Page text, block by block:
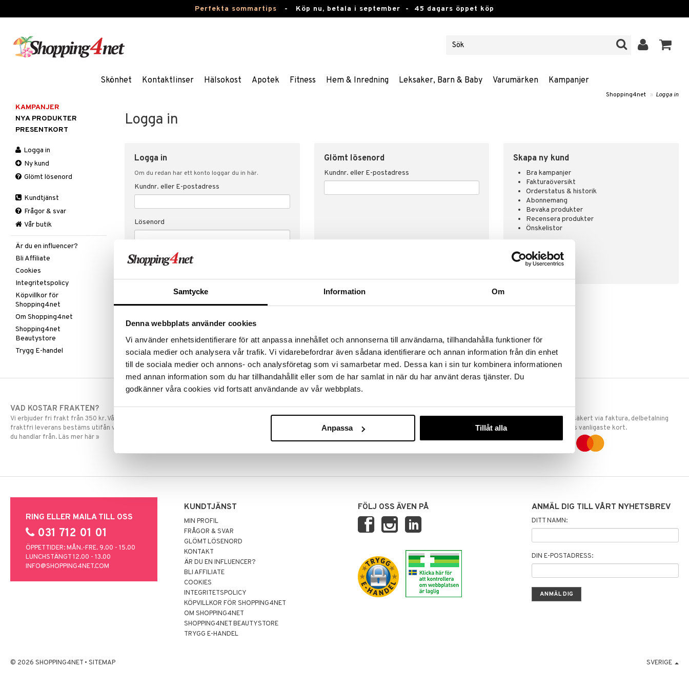
Samtycke Information Om
Denna webbplats använder cookies
Vi använder enhetsidentifierare för att anpassa innehållet och annonserna till användarna, tillhandahålla funktioner för
sociala medier och analysera vår trafik. Vi vidarebefordrar även sådana identifierare och annan information från din enhet
till de sociala medier och annons- och analysföretag som vi samarbetar med. Dessa kan i sin tur kombinera informationen
med annan information som du har tillhandahållit eller som de har samlat in när du har använt deras tjänster. Du
godkänner våra cookies vid fortsatt användande av vår webbplats.
Anpassa Tillåt alla
Perfekta sommartips - Köp nu, betala i september - 45 dagars öppet köp
Skönhet Kontaktlinser Hälsokost Apotek Fitness Hem & Inredning Leksaker, Barn & Baby Varumärken Kampanjer
Shopping4net » Logga in
Logga in
Logga in
Om du redan har ett konto loggar du in här.
Kundnr. eller E-postadress
Lösenord
Glömt lösenord
Kundnr. eller E-postadress
Skapa ny kund
Bra kampanjer
Fakturaöversikt
Orderstatus & historik
Abonnemang
Bevaka produkter
Recensera produkter
Önskelistor
SKAPA KUND
KAMPANJER
NYA PRODUKTER
PRESENTKORT
Logga in
Ny kund
Glömt lösenord
Kundtjänst
Frågor & svar
Vår butik
Är du en influencer?
Bli Affiliate
Cookies
Integritetspolicy
Köpvillkor för
Shopping4net
Om Shopping4net
Shopping4net
Beautystore
Trygg E-handel
VAD KOSTAR FRAKTEN?
Vi erbjuder fri frakt från 350 kr. Vår gräns för
fraktfri leverans bestäms utifån vilken avdelning
du handlar från. Läs mer här »
SNABBA LEVERANSER
Beställningar lagda före 14:00 (gäller varor i lager)
GODKÄND AV LÄKEMEDELSVERKET
EU-logotypen är symbolen som visar att vi är
godkända av Läkemedelsverket gällande
TRYGGA KÖP
Handla tryggt & säkert via faktura, delbetalning
eller marknadens vanligaste kort.
RING ELLER MAILA TILL OSS
031 712 01 01
ÖPPETTIDER: MÅN.-FRE. 9.00 - 15.00
LUNCHSTÄNGT 12.00 - 13.00
INFO@SHOPPING4NET.COM
KUNDTJÄNST
MIN PROFIL
FRÅGOR & SVAR
GLÖMT LÖSENORD
KONTAKT
ÄR DU EN INFLUENCER?
BLI AFFILIATE
COOKIES
INTEGRITETSPOLICY
KÖPVILLKOR FÖR SHOPPING4NET
OM SHOPPING4NET
SHOPPING4NET BEAUTYSTORE
TRYGG E-HANDEL
FÖLJ OSS ÄVEN PÅ ANMÄL DIG TILL VÅRT NYHETSBREV
DITT NAMN:
DIN E-POSTADRESS:
© 2026 SHOPPING4NET • SITEMAP SVERIGE